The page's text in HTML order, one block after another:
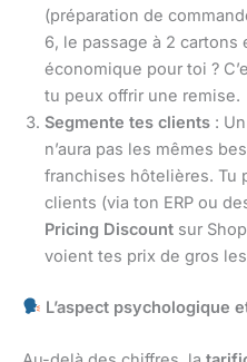
(préparation de
6, le passage à 2
économique pour toi ?
tu peux offrir une remise.
Segmente tes clients :
n’aura pas les mêmes
franchises hôtelières. Tu
clients (via ton ERP ou
Pricing Discount sur
voient tes prix de gros
L’aspect psychologique